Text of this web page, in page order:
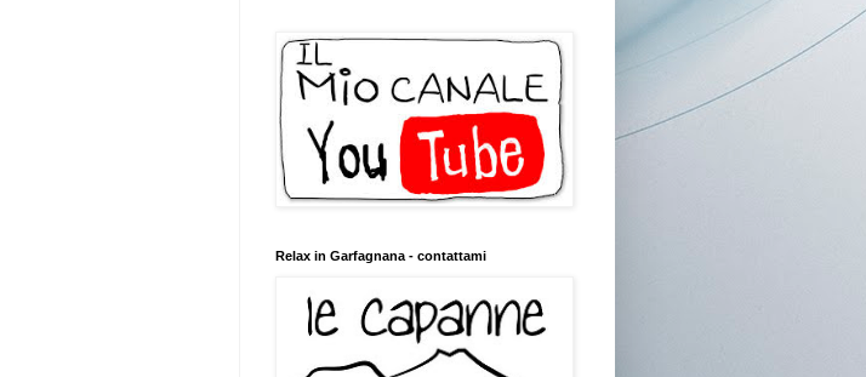
Relax in Garfagnana - contattami